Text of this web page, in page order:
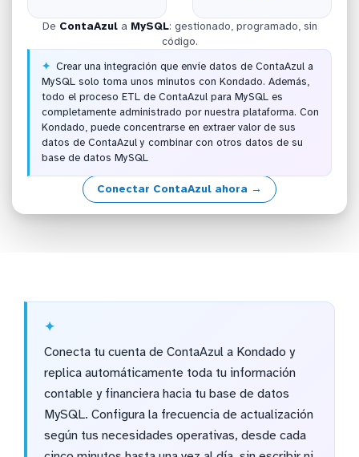
De ContaAzula MySQL: gestionado, programado, sin
código.
Crear una integración que envíe datos de ContaAzul a
MySQL solo toma unos minutos con Kondado. Además,
todo el proceso ETL de ContaAzul para MySQL es
completamente administrado por nuestra plataforma. Con
Kondado, puede concentrarse en extraer valor de sus
datos de ContaAzul y combinar con otros datos de su
base de datos MySQL
Conectar ContaAzul ahora →
Conecta tu cuenta de ContaAzul a Kondado y
replica automáticamente toda tu información
contable y financiera hacia tu base de datos
MySQL. Configura la frecuencia de actualización
según tus necesidades operativas, desde cada